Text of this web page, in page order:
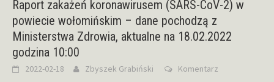
Raport zakażeń koronawirusem (SARS-CoV-2) w
powiecie wołomińskim – dane pochodzą z
Ministerstwa Zdrowia, aktualne na 18.02.2022
godzina 10:00
2022-02-18 Zbyszek Grabiński Komentarz